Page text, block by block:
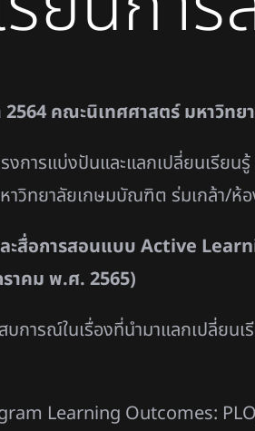
2564 คณะนิเทศศาสตร์ มหาวิท
การแบ่งปันและแลกเปลี่ยนเรีย
าวิทยาลัยเกษมบัณฑิต ร่มเกล้า/ห้
ะสื่อการสอนแบบ Active
าคม พ.ศ. 2565)
การณ์ในเรื่องที่นำมาแลกเปลี่
Learning Outcomes: